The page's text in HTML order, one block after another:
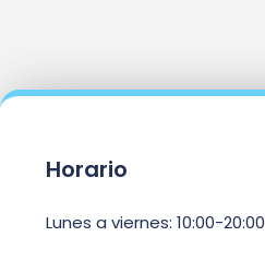
Horario
Lunes a viernes: 10:00-20:00